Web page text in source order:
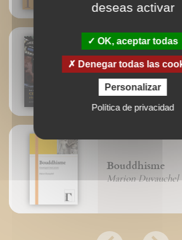
Cinco siglos de
Jean-Paul
Bouddhisme
Marion Duvauchel
deseas activar
OK, aceptar todas
Denegar todas las
Personalizar
Política de privacidad